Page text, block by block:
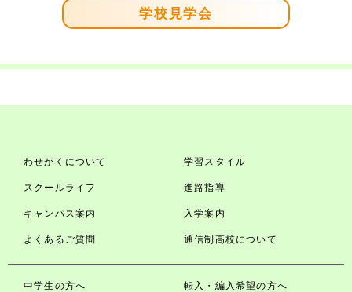
学校見学会
わせがくについて 学習スタイル
スクールライフ 進路指導
キャンパス案内 入学案内
よくあるご質問 通信制高校について
中学生の方へ 転入・編入希望の方へ